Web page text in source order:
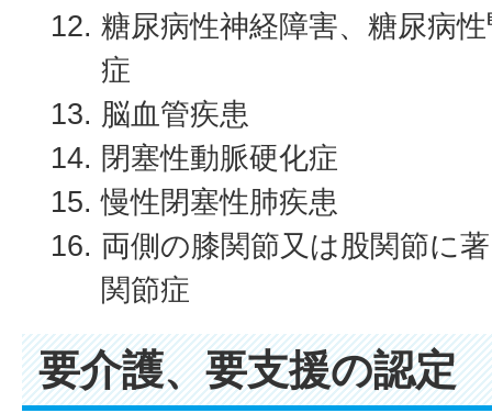
糖尿病性神経障害、糖尿病
症
脳血管疾患
閉塞性動脈硬化症
慢性閉塞性肺疾患
両側の膝関節又は股関節に
関節症
要介護、要支援の認